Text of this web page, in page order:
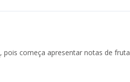
, pois começa apresentar notas de